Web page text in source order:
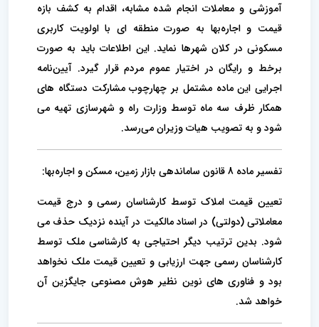
آموزشی و معاملات انجام شده مشابه، اقدام به کشف بازه
قیمت و اجاره‌بها به صورت منطقه ای با اولویت کاربری
مسکونی در کلان شهرها نماید. این اطلاعات باید به صورت
برخط و رایگان در اختیار عموم مردم قرار گیرد. آیین‌نامه
اجرایی این ماده مشتمل بر چهارچوب مشارکت دستگاه های
همکار ظرف سه ماه توسط وزارت راه و شهرسازی تهیه می
شود و به تصویب هیات وزیران می‌رسد.
تفسیر ماده 8 قانون ساماندهی بازار زمین، مسکن و اجاره‌بها:
تعیین قیمت املاک توسط کارشناسان رسمی و درج قیمت
معاملاتی (دولتی) در اسناد مالکیت در آینده نزدیک حذف می
شود. بدین ترتیب دیگر احتیاجی به کارشناسی ملک توسط
کارشناسان رسمی جهت ارزیابی و تعیین قیمت ملک نخواهد
بود و فناوری های نوین نظیر هوش مصنوعی جایگزین آن
خواهد شد.